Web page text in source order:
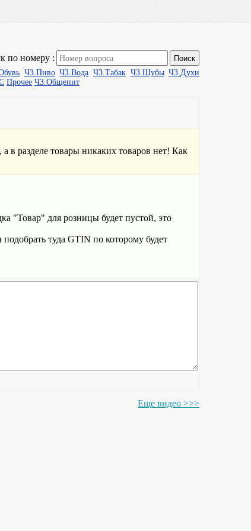
по номеру :
ЧЗ.Пиво ЧЗ.Вода ЧЗ.Табак ЧЗ.Шубы ЧЗ.Духи
Прочее ЧЗ.Общепит
в разделе товары никаких товаров нет! Как
"Товар" для розницы будет пустой, это
туда GTIN по которому будет
Еще видео >>>